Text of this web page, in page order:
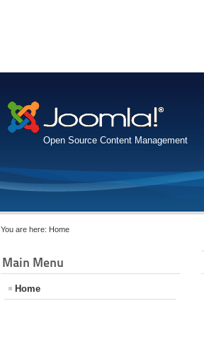
Open Source Content Management
You are here: Home
Main Menu
Home